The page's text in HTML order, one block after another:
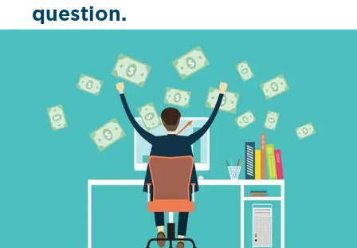
question.